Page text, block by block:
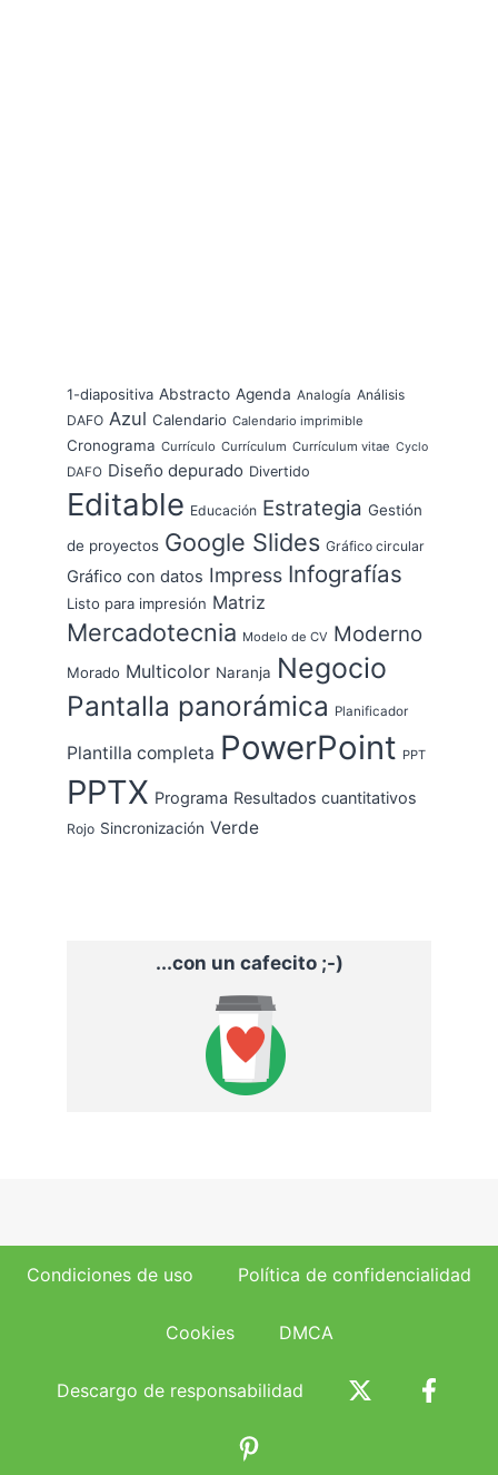
1-diapositiva Abstracto Agenda Analogía Análisis
DAFO Azul Calendario Calendario imprimible
Cronograma Currículo Currículum Currículum vitae Cyclo
DAFO Diseño depurado Divertido
Editable Educación Estrategia Gestión
de proyectos Google Slides Gráfico circular
Gráfico con datos Impress Infografías
Listo para impresión Matriz
Mercadotecnia Modelo de CV Moderno
Morado Multicolor Naranja Negocio
Pantalla panorámica Planificador
Plantilla completa PowerPoint PPT
PPTX Programa Resultados cuantitativos
Rojo Sincronización Verde
...con un cafecito ;-)
Condiciones de uso Política de confidencialidad
Cookies DMCA
Descargo de responsabilidad